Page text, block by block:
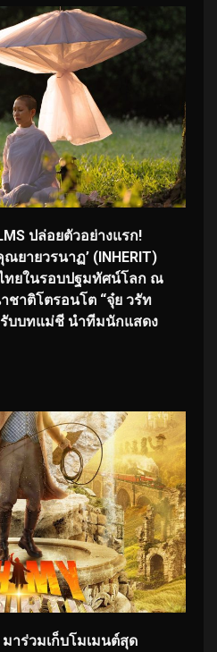
ปล่อยตัวอย่างแรก!
ยายวรนาฏ’ (INHERIT)
ทยในรอบปฐมทัศน์โลก ณ
ชาติโตรอนโต “จุ๋ย วรัท
บบทแม่ชี นำทีมนักแสดง
มาร่วมเก็บโมเมนต์สุด